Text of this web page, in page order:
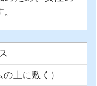
上に敷く）